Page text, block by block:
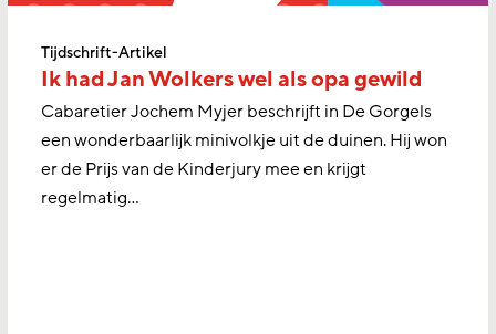
Tijdschrift-Artikel
Ik had Jan Wolkers wel als opa gewild
Cabaretier Jochem Myjer beschrijft in De Gorgels
een wonderbaarlijk minivolkje uit de duinen. Hij won
er de Prijs van de Kinderjury mee en krijgt
regelmatig…